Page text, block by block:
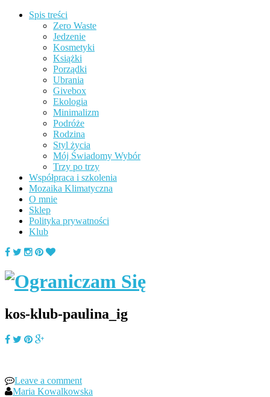
Spis treści
Zero Waste
Jedzenie
Kosmetyki
Książki
Porządki
Ubrania
Givebox
Ekologia
Minimalizm
Podróże
Rodzina
Styl życia
Mój Świadomy Wybór
Trzy po trzy
Współpraca i szkolenia
Mozaika Klimatyczna
O mnie
Sklep
Polityka prywatności
Klub
kos-klub-paulina_ig
Leave a comment
Maria Kowalkowska